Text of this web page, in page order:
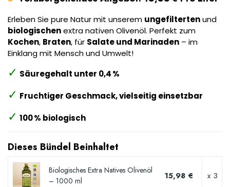
Erleben Sie pure Natur mit unserem ungefiltertenund
biologischenextra nativen Olivenöl. Perfekt zum
Kochen, Braten, für Salate und Marinaden – im
Einklang mit Mensch und Umwelt!
✓ Säuregehalt unter 0,4 %
✓ Fruchtiger Geschmack, vielseitig einsetzbar
✓ 100 % biologisch
Dieses Bündel Beinhaltet
Biologisches Extra Natives Olivenöl
– 1000 ml
15,98 € x 3